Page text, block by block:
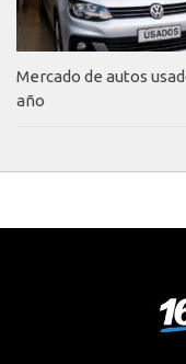
Mercado de autos
año